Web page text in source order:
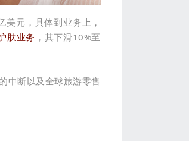
元，具体到业务上，
肤业务 ，其下滑10%至
中断以及全球旅游零售